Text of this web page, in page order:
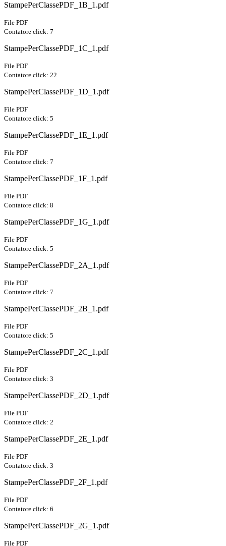
StampePerClassePDF_1B_1.pdf
File PDF
Contatore click: 7
StampePerClassePDF_1C_1.pdf
File PDF
Contatore click: 22
StampePerClassePDF_1D_1.pdf
File PDF
Contatore click: 5
StampePerClassePDF_1E_1.pdf
File PDF
Contatore click: 7
StampePerClassePDF_1F_1.pdf
File PDF
Contatore click: 8
StampePerClassePDF_1G_1.pdf
File PDF
Contatore click: 5
StampePerClassePDF_2A_1.pdf
File PDF
Contatore click: 7
StampePerClassePDF_2B_1.pdf
File PDF
Contatore click: 5
StampePerClassePDF_2C_1.pdf
File PDF
Contatore click: 3
StampePerClassePDF_2D_1.pdf
File PDF
Contatore click: 2
StampePerClassePDF_2E_1.pdf
File PDF
Contatore click: 3
StampePerClassePDF_2F_1.pdf
File PDF
Contatore click: 6
StampePerClassePDF_2G_1.pdf
File PDF